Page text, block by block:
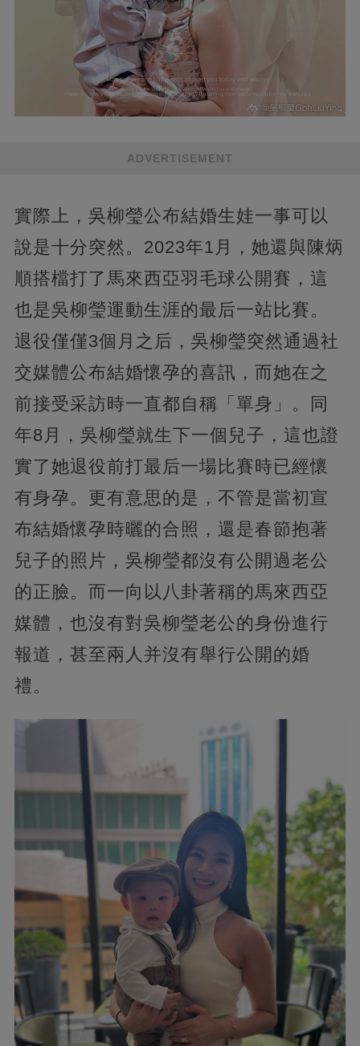
ADVERTISEMENT
實際上，吳柳瑩公布結婚生娃一事可以
說是十分突然。2023年1月，她還與陳炳
順搭檔打了馬來西亞羽毛球公開賽，這
也是吳柳瑩運動生涯的最后一站比賽。
退役僅僅3個月之后，吳柳瑩突然通過社
交媒體公布結婚懷孕的喜訊，而她在之
前接受采訪時一直都自稱「單身」。同
年8月，吳柳瑩就生下一個兒子，這也證
實了她退役前打最后一場比賽時已經懷
有身孕。更有意思的是，不管是當初宣
布結婚懷孕時曬的合照，還是春節抱著
兒子的照片，吳柳瑩都沒有公開過老公
的正臉。而一向以八卦著稱的馬來西亞
媒體，也沒有對吳柳瑩老公的身份進行
報道，甚至兩人并沒有舉行公開的婚
禮。